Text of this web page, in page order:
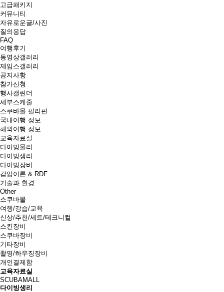
고급패키지
커뮤니티
자유로운글/사진
질의응답
FAQ
여행후기
동영상갤러리
제임스갤러리
공지사항
참가신청
행사캘린더
세부스케줄
스쿠바몰 필리핀
국내여행 정보
해외여행 정보
교육자료실
다이빙물리
다이빙생리
다이빙장비
감압이론 & RDF
기술과 환경
Other
스쿠바몰
여행/강습/교육
신상/추천/세트/테크니컬
스킨장비
스쿠바장비
기타장비
촬영/하우징장비
개인결제함
교육자료실
SCUBAMALL
다이빙생리